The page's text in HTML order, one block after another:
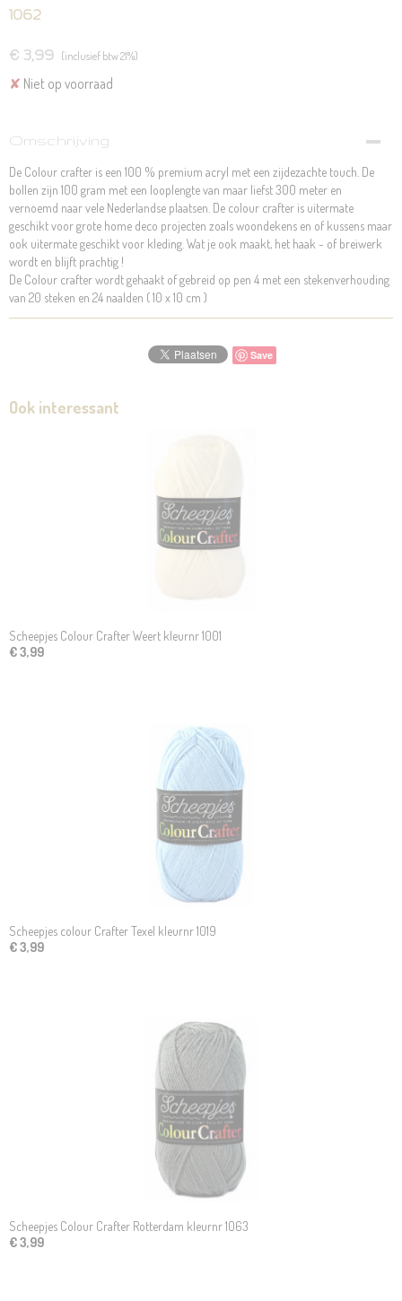
1062
€ 3,99 (inclusief btw 21%)
✘ Niet op voorraad
Omschrijving
De Colour crafter is een 100 % premium acryl met een zijdezachte touch. De
bollen zijn 100 gram met een looplengte van maar liefst 300 meter en
vernoemd naar vele Nederlandse plaatsen. De colour crafter is uitermate
geschikt voor grote home deco projecten zoals woondekens en of kussens maar
ook uitermate geschikt voor kleding. Wat je ook maakt, het haak - of breiwerk
wordt en blijft prachtig !
De Colour crafter wordt gehaakt of gebreid op pen 4 met een stekenverhouding
van 20 steken en 24 naalden ( 10 x 10 cm )
Save
Ook interessant
Scheepjes Colour Crafter Weert kleurnr 1001
€ 3,99
Scheepjes colour Crafter Texel kleurnr 1019
€ 3,99
Scheepjes Colour Crafter Rotterdam kleurnr 1063
€ 3,99